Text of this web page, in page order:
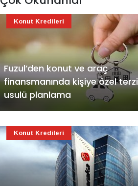
Fuzul’den konut ve araç
finansmanında kişiye özel terzi
usulü planlama
Konut Kredileri
Konut Kredileri